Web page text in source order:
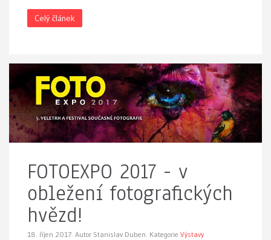
Celý článek
FOTOEXPO 2017 - v
obležení fotografických
hvězd!
18. říjen 2017. Autor Stanislav Duben. Kategorie Výstavy